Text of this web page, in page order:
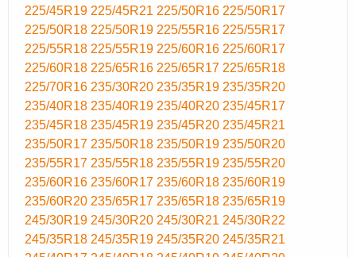
225/45R19 225/45R21 225/50R16 225/50R17
225/50R18 225/50R19 225/55R16 225/55R17
225/55R18 225/55R19 225/60R16 225/60R17
225/60R18 225/65R16 225/65R17 225/65R18
225/70R16 235/30R20 235/35R19 235/35R20
235/40R18 235/40R19 235/40R20 235/45R17
235/45R18 235/45R19 235/45R20 235/45R21
235/50R17 235/50R18 235/50R19 235/50R20
235/55R17 235/55R18 235/55R19 235/55R20
235/60R16 235/60R17 235/60R18 235/60R19
235/60R20 235/65R17 235/65R18 235/65R19
245/30R19 245/30R20 245/30R21 245/30R22
245/35R18 245/35R19 245/35R20 245/35R21